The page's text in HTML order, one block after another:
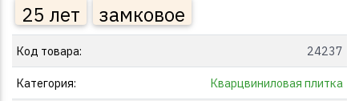
25 лет
замковое
Код товара: 24237
Категория: Кварцвиниловая плитка